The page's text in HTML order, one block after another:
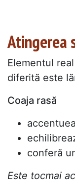
Atingerea
Elementul
diferită este
Coaja rasă
conferă
Este tocmai